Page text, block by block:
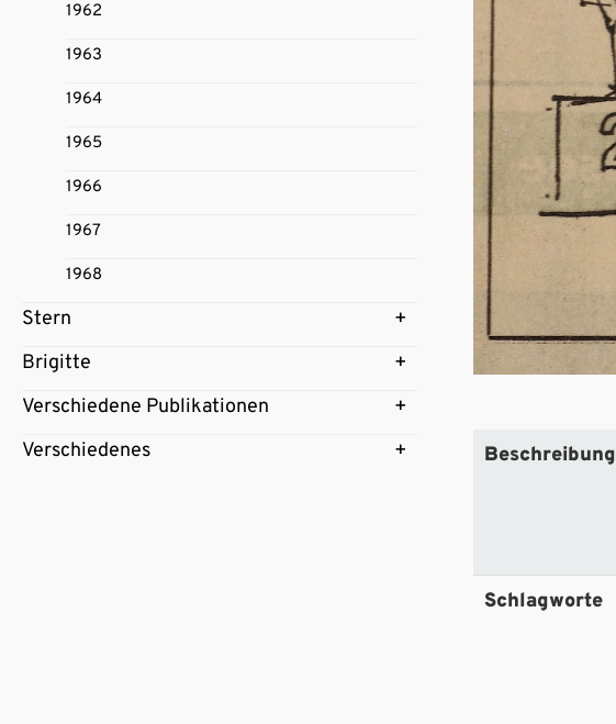
1962
1963
1964
1965
1966
1967
1968
Stern
Brigitte
Verschiedene Publikationen
Verschiedenes
Beschreibung
Schlagworte